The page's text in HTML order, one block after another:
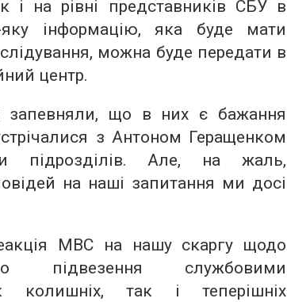
і на рівні представників СБУ в
яку інформацію, яка буде мати
можна буде передати в
центр.
що в них є бажання
з Антоном Геращенком
підрозділів. Але, на жаль,
на наші запитання ми досі
МВС на нашу скаргу щодо
підвезення службовими
колишніх, так і теперішніх